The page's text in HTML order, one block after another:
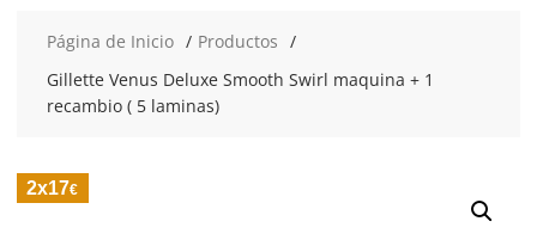
Página de Inicio
Productos
Gillette Venus Deluxe Smooth Swirl maquina + 1
recambio ( 5 laminas)
2x17€